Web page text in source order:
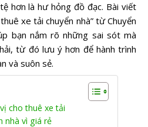
hơn là hư hỏng đồ đạc. Bài viết
xe tải chuyển nhà” từ Chuyển
bạn nắm rõ những sai sót mà
từ đó lưu ý hơn để hành trình
và suôn sẻ.
cho thuê xe tải
nhà vì giá rẻ